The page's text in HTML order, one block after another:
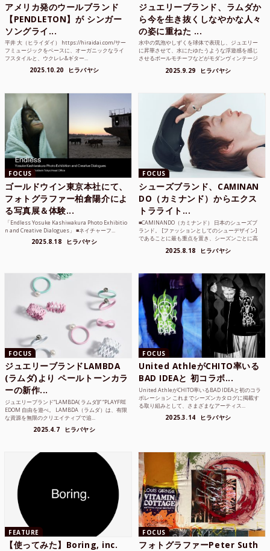
アメリカ発のウールブランド
【PENDLETON】が シンガー
ソングライ...
平井 大（ヒライダイ） https://hiraidai.com/サー
フミュージックをベースに、オーガニックなライ
フスタイルと、ウクレレ&ギター...
2025.10.20 ヒラバヤシ
ジュエリーブランド、ラムダか
ら今を生き抜くしなやかな人々
の姿に重ねた ...
水中の気泡やしずくを球体で表現し、ジュエリー
に昇華させて、水にたゆたうような浮遊感を感じ
させるボールモチーフなどがモダンヴィンテージ
2025.9.29 ヒラバヤシ
FOCUS
ゴールドウイン東京本社にて、
フォトグラファー柏倉陽介によ
る写真展＆体験...
「Endless Yosuke Kashiwakura Photo Exhibitio
n and Creative Dialogues」 ■ネイチャーフ...
2025.8.18 ヒラバヤシ
FOCUS
シューズブランド、CAMINAN
DO（カミナンド）からエクス
トラライト...
■CAMINANDO（カミナンド） 日本のシューズブ
ランド。 [ファッションとしてのシューデザイン]
であることに最も重点を置き、シーズンごとに高
2025.8.18 ヒラバヤシ
FOCUS
ジュエリーブランドLAMBDA
(ラムダ)より ペールトーンカラ
ーの新作...
ジュエリーブランド“LAMBDA( ラムダ))” “PLAYFRE
EDOM 自由を遊べ。 LAMBDA（ラムダ）は、有限
な資源を無限のクリエイティブで追...
2025.4.7 ヒラバヤシ
FOCUS
United AthleがCHITO率いる
BAD IDEAと 初コラボ...
United AthleがCHITO率いるBAD IDEAと初のコラ
ボレーション これまでシーズンカタログに掲載す
る取り組みとして、さまざまなアーティス...
2025.3.14 ヒラバヤシ
FEATURE
【使ってみた】Boring, inc.
FOCUS
フォトグラファーPeter Suth